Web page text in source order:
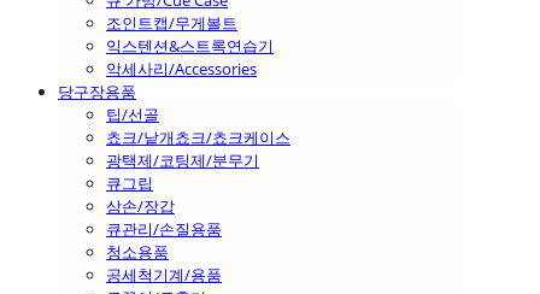
조인트캡/무게볼트
익스텐션&스트록연습기
악세사리/Accessories
당구장용품
팁/선골
쵸크/낱개쵸크/쵸크케이스
광택제/코팅제/분무기
큐그립
삼손/장갑
큐관리/손질용품
청소용품
공세척기계/용품